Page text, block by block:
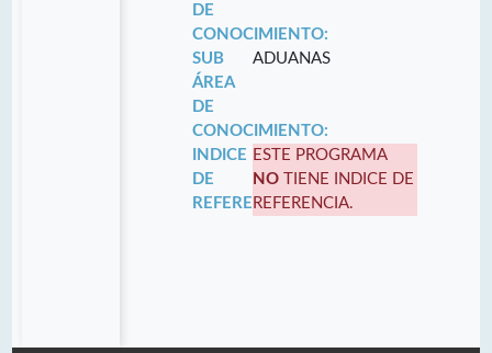
DE
CONOCIMIENTO:
SUB
ÁREA
DE
CONOCIMIENTO:
ADUANAS
INDICE
DE
REFERENCIA:
ESTE PROGRAMA
NO TIENE INDICE DE
REFERENCIA.